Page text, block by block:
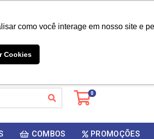
como você interage em nosso site e
Cookies
0
COMBOS PROMOÇÕES